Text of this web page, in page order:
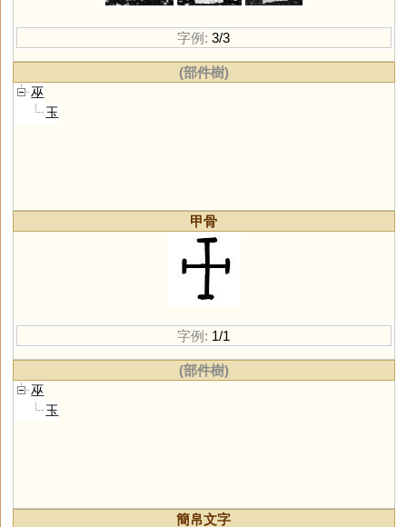
字例: 3/3
(部件樹)
巫
玉
甲骨
字例: 1/1
(部件樹)
巫
玉
簡帛文字